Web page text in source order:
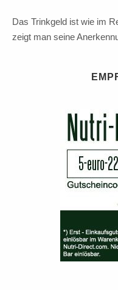
Das Trinkgeld ist wie im
zeigt man seine